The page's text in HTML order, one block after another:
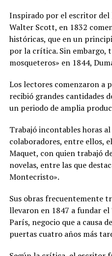
Inspirado por el escritor
Walter Scott, en 1832
históricas, que en un
por la crítica. Sin embargo,
mosqueteros» en 1844,
Los lectores comenzaron a
recibió grandes cantidades
un periodo de amplia
Trabajó incontables horas
colaboradores, entre ellos,
Maquet, con quien trabajó
novelas, entre las que
Montecristo».
Sus obras frecuentemente
llevaron en 1847 a fundar
París, negocio que a causa
puertas cuatro años más